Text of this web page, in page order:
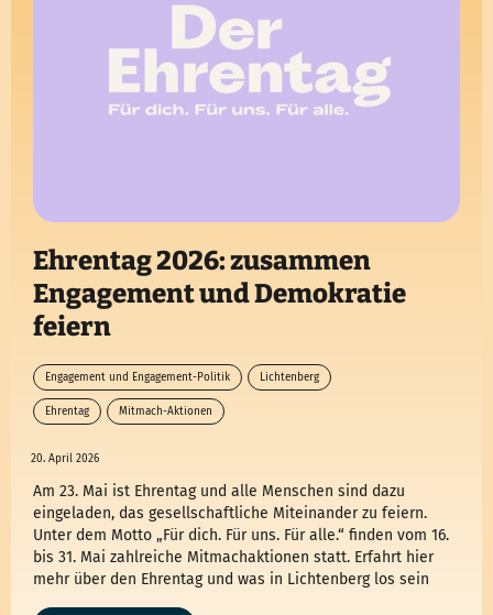
Ehrentag 2026: zusammen
Engagement und Demokratie
feiern
Engagement und Engagement-Politik Lichtenberg
Ehrentag Mitmach-Aktionen
20. April 2026
Am 23. Mai ist Ehrentag und alle Menschen sind dazu
eingeladen, das gesellschaftliche Miteinander zu feiern.
Unter dem Motto „Für dich. Für uns. Für alle.“ finden vom 16.
bis 31. Mai zahlreiche Mitmachaktionen statt. Erfahrt hier
mehr über den Ehrentag und was in Lichtenberg los sein